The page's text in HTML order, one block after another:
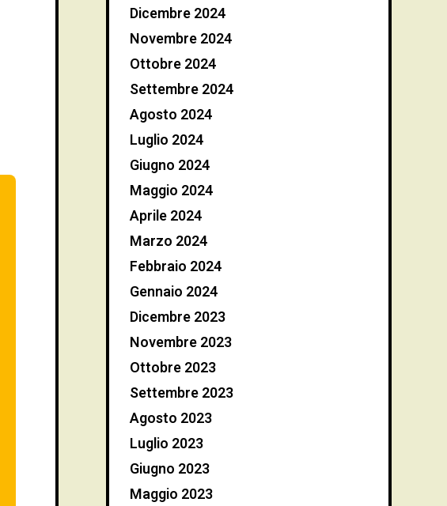
Dicembre 2024
Novembre 2024
Ottobre 2024
Settembre 2024
Agosto 2024
Luglio 2024
Giugno 2024
Maggio 2024
Aprile 2024
Marzo 2024
Febbraio 2024
Gennaio 2024
Dicembre 2023
Novembre 2023
Ottobre 2023
Settembre 2023
Agosto 2023
Luglio 2023
Giugno 2023
Maggio 2023